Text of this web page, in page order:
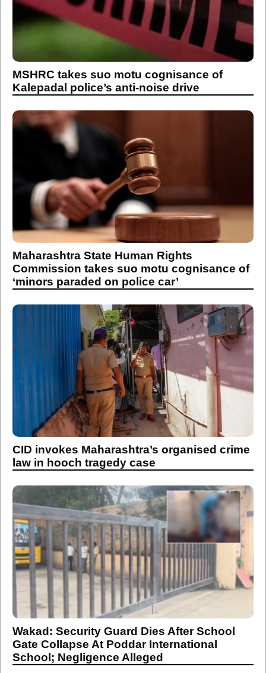
MSHRC takes suo motu cognisance of
Kalepadal police’s anti-noise drive
Maharashtra State Human Rights
Commission takes suo motu cognisance of
‘minors paraded on police car’
CID invokes Maharashtra’s organised crime
law in hooch tragedy case
Wakad: Security Guard Dies After School
Gate Collapse At Poddar International
School; Negligence Alleged